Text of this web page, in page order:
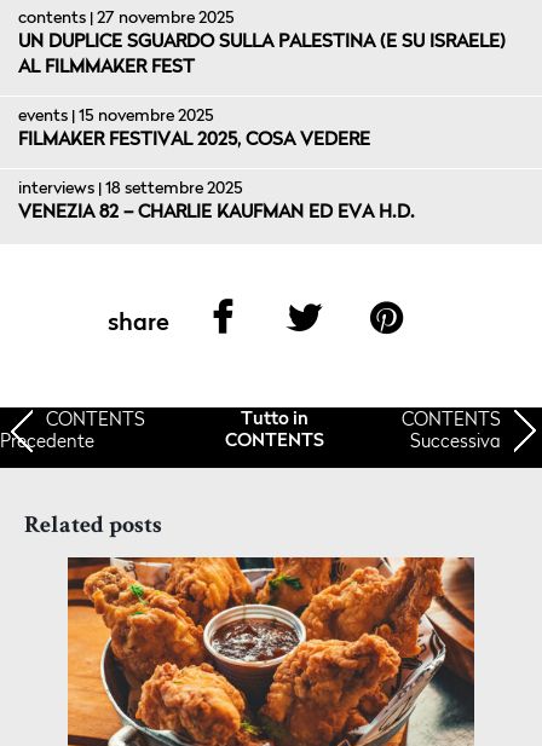
contents | 27 novembre 2025
UN DUPLICE SGUARDO SULLA PALESTINA (E SU ISRAELE)
AL FILMMAKER FEST
events | 15 novembre 2025
FILMAKER FESTIVAL 2025, COSA VEDERE
interviews | 18 settembre 2025
VENEZIA 82 – CHARLIE KAUFMAN ED EVA H.D.
share
CONTENTS
Precedente
Tutto in
CONTENTS
CONTENTS
Successiva
Related posts